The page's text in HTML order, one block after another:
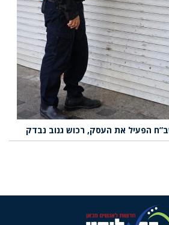
הפעיל את העסק, רכוש גנוב נבדק